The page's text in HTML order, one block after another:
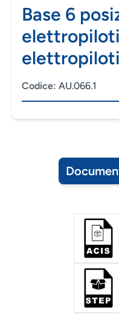
Base 6
Codice: AU.066.1